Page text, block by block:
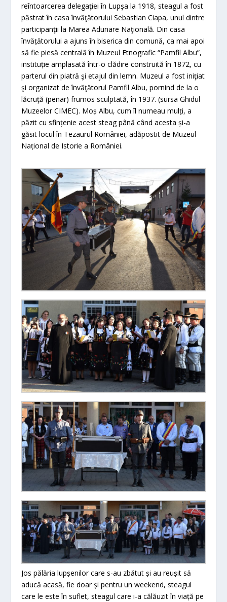
reîntoarcerea delegaţiei în Lupşa la 1918, steagul a fost
păstrat în casa învăţătorului Sebastian Ciapa, unul dintre
participanţii la Marea Adunare Naţională. Din casa
învățătorului a ajuns în biserica din comună, ca mai apoi
să fie piesă centrală în Muzeul Etnografic “Pamfil Albu”,
instituție amplasată într-o clădire construită în 1872, cu
parterul din piatră şi etajul din lemn. Muzeul a fost iniţiat
şi organizat de învăţătorul Pamfil Albu, pornind de la o
lăcruţă (penar) frumos sculptată, în 1937. (sursa Ghidul
Muzeelor CIMEC). Moș Albu, cum îl numeau mulți, a
păzit cu sfințenie acest steag până când acesta și-a
găsit locul în Tezaurul României, adăpostit de Muzeul
Național de Istorie a României.
Jos pălăria lupșenilor care s-au zbătut și au reușit să
aducă acasă, fie doar și pentru un weekend, steagul
care le este în suflet, steagul care i-a călăuzit în viață pe